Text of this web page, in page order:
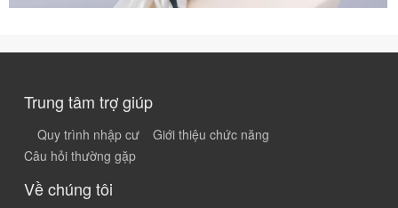
Trung tâm trợ giúp
Quy trình nhập cư
Giới thiệu chức năng
Câu hỏi thường gặp
Về chúng tôi